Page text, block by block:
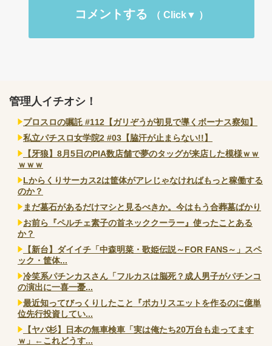
コメントする
管理人イチオシ！
プロスロの嘱託 #112【ガリぞうが初見で導くボーナス察知】
私立パチスロ女学院2 #03【脇汗が止まらない!!】
【牙狼】8月5日のPIA数店舗で夢のタッグが来店した模様ｗｗ
ｗｗｗ
Lからくりサーカス2は筐体がアレじゃなければもっと稼働する
のか？
まだ墓石があるだけマシと見るべきか。今はもう合葬墓ばかり
お前ら『ペルチェ素子の首ネッククーラー』使ったことある
か？
【新台】ダイイチ「中森明菜・歌姫伝説～FOR FANS～」スペ
ック・筐体...
冷笑系パチンカスさん「フルカスは脳死？成人男子がパチンコ
の演出に一喜一憂...
最近知ってびっくりしたこと『ポカリスエットを作るのに億単
位先行投資してい...
【ヤバ杉】日本の無車検車「実は俺たち20万台も走ってます
ｗ」←これどうす...